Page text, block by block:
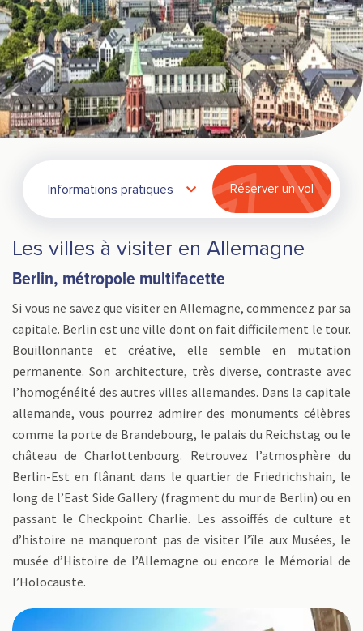
Informations pratiques Réserver un vol
Les villes à visiter en Allemagne
Berlin, métropole multifacette
Si vous ne savez que visiter en Allemagne, commencez par sa
capitale. Berlin est une ville dont on fait difficilement le tour.
Bouillonnante et créative, elle semble en mutation
permanente. Son architecture, très diverse, contraste avec
l’homogénéité des autres villes allemandes. Dans la capitale
allemande, vous pourrez admirer des monuments célèbres
comme la porte de Brandebourg, le palais du Reichstag ou le
château de Charlottenbourg. Retrouvez l’atmosphère du
Berlin-Est en flânant dans le quartier de Friedrichshain, le
long de l’East Side Gallery (fragment du mur de Berlin) ou en
passant le Checkpoint Charlie. Les assoiffés de culture et
d’histoire ne manqueront pas de visiter l’île aux Musées, le
musée d’Histoire de l’Allemagne ou encore le Mémorial de
l’Holocauste.